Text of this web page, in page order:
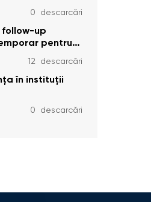
cu
Brînzeni, r.
2026
0 descarcări
follow-up
pentru
(adulte)
2026)
12 descarcări
în instituții
0 descarcări